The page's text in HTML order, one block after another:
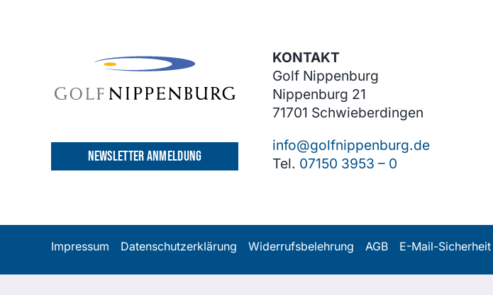
NEWSLETTER ANMELDUNG
KONTAKT
Golf Nippenburg
Nippenburg 21
71701 Schwieberdingen
info@golfnippenburg.de
Tel. 07150 3953 – 0
Impressum Datenschutzerklärung Widerrufsbelehrung AGB E-Mail-Sicherheit